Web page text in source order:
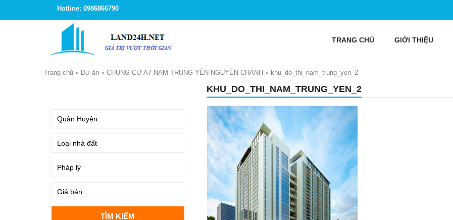
Hotline: 0986866790
TRANG CHỦ GIỚI THIỆU
Trang chủ » Dự án » CHUNG CƯ A7 NAM TRUNG YÊN NGUYỄN CHÁNH » khu_do_thi_nam_trung_yen_2
KHU_DO_THI_NAM_TRUNG_YEN_2